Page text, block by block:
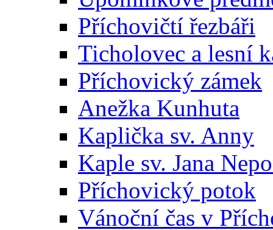
Příchovičtí řezbáři
Ticholovec a lesní
Příchovický zámek
Anežka Kunhuta
Kaplička sv. Anny
Kaple sv. Jana
Příchovický potok
Vánoční čas v